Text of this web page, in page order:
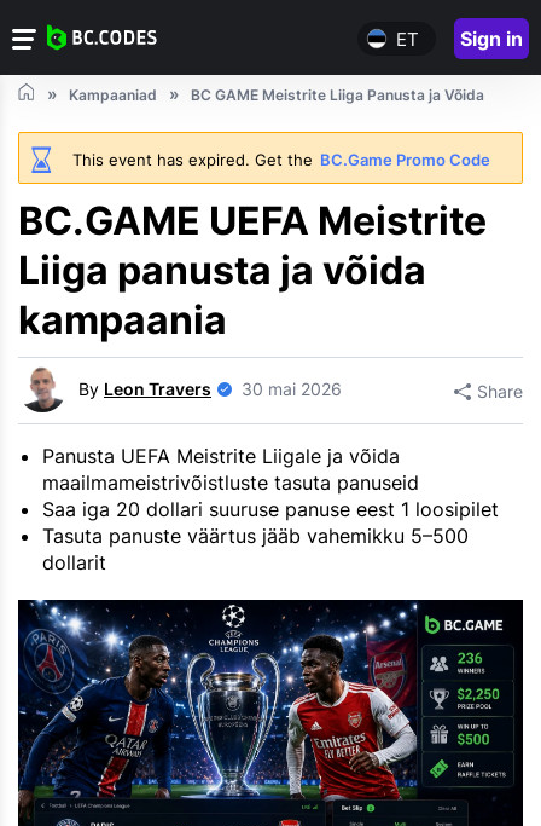
ET Sign in
Kampaaniad BC GAME Meistrite Liiga Panusta ja Võida
This event has expired. Get the BC.Game Promo Code
BC.GAME UEFA Meistrite
Liiga panusta ja võida
kampaania
By Leon Travers 30 mai 2026 Share
Panusta UEFA Meistrite Liigale ja võida
maailmameistrivõistluste tasuta panuseid
Saa iga 20 dollari suuruse panuse eest 1 loosipilet
Tasuta panuste väärtus jääb vahemikku 5–500
dollarit